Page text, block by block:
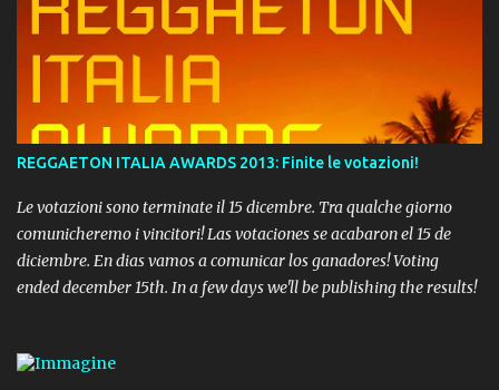
REGGAETON ITALIA AWARDS 2013: Finite le votazioni!
Le votazioni sono terminate il 15 dicembre. Tra qualche giorno
comunicheremo i vincitori! Las votaciones se acabaron el 15 de
diciembre. En dias vamos a comunicar los ganadores! Voting
ended december 15th. In a few days we'll be publishing the results!